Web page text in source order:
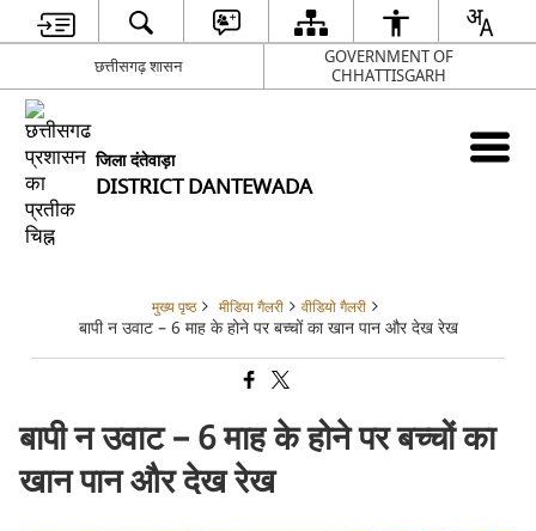
छत्तीसगढ़ शासन
GOVERNMENT OF
CHHATTISGARH
जिला दंतेवाड़ा
DISTRICT DANTEWADA
मुख्य पृष्ठ मीडिया गैलरी वीडियो गैलरी
बापी न उवाट – 6 माह के होने पर बच्चों का खान पान और देख रेख
बापी न उवाट – 6 माह के होने पर बच्चों का
खान पान और देख रेख